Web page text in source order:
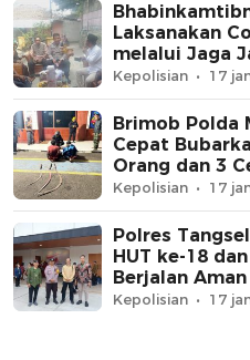
Laksanakan
melalui Jaga
Kepolisian 17
Brimob Polda
Cepat
Orang dan 3
Kepolisian 17
Polres
HUT ke-18
Berjalan
Kepolisian 17